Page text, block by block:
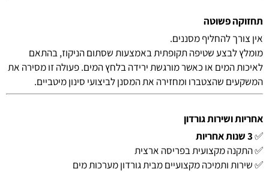
תחזוקה פשוטה
אין צורך להחליף מסננים.
מומלץ לבצע שטיפה תקופתית באמצעות שסתום הניקוז, בהתאם
לאיכות המים או כאשר מורגשת ירידה בלחץ המים. פעולה זו מסירה את
המשקעים שהצטברו ומחזירה את המסנן לביצועי סינון מיטביים.
אחריות ושירות גורדון
✅3 שנות אחריות
✅ התקנה מקצועית בפריסה ארצית
✅ שירות ותמיכה מקצועיים מבית גורדון מערכות מים